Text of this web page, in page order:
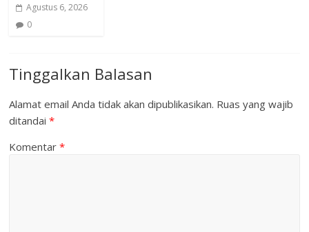
Agustus 6, 2026
0
Tinggalkan Balasan
Alamat email Anda tidak akan dipublikasikan. Ruas yang wajib
ditandai*
Komentar*